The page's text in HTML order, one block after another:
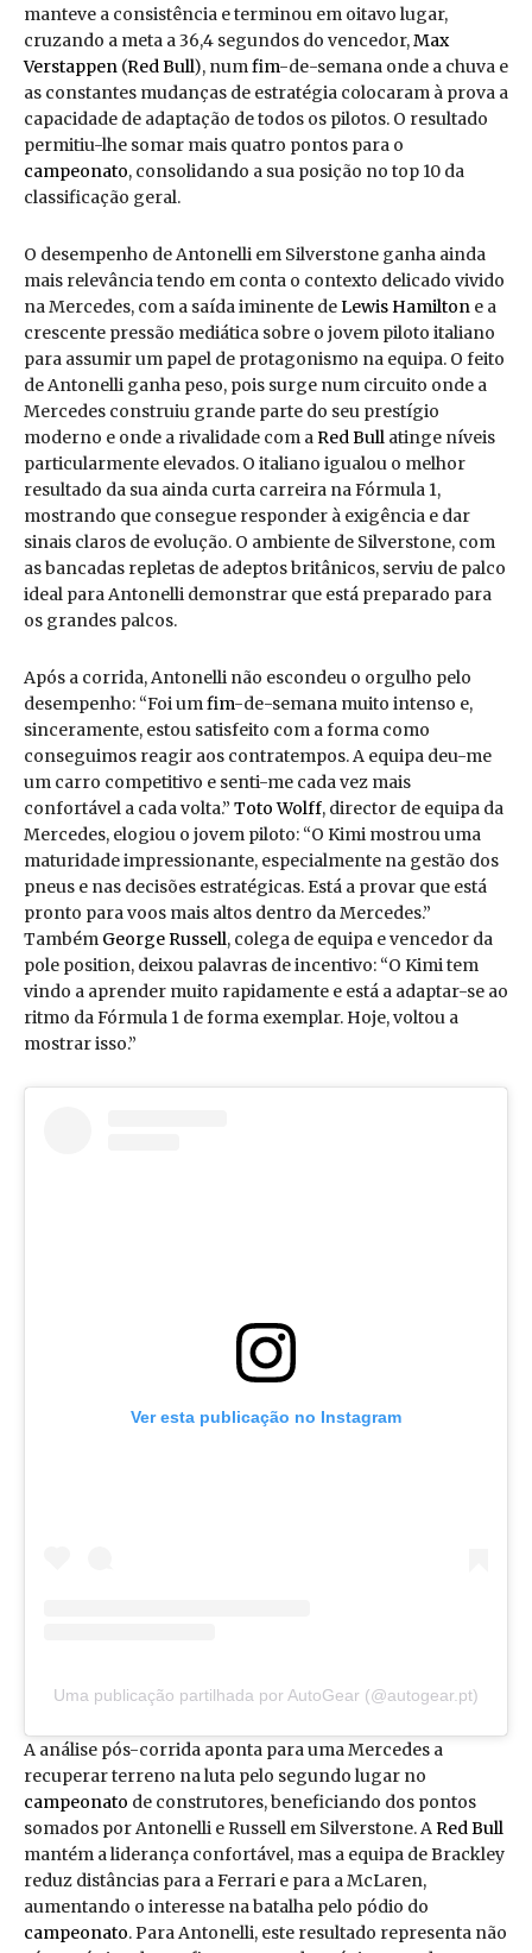
manteve a consistência e terminou em oitavo lugar,
cruzando a meta a 36,4 segundos do vencedor,Max
Verstappen (Red Bull), numfim-de-semana onde a chuva e
as constantes mudanças de estratégia colocaram à prova a
capacidade de adaptação de todos os pilotos. O resultado
permitiu-lhe somar mais quatro pontos para o
campeonato, consolidando a sua posição no top 10 da
classificação geral.
O desempenho de Antonelli em Silverstone ganha ainda
mais relevância tendo em conta o contexto delicado vivido
na Mercedes, com a saída iminente deLewis Hamilton e a
crescente pressão mediática sobre o jovem piloto italiano
para assumir um papel de protagonismo na equipa. O feito
de Antonelli ganha peso, pois surge num circuito onde a
Mercedes construiu grande parte do seu prestígio
moderno e onde a rivalidade com aRed Bull atinge níveis
particularmente elevados. O italiano igualou o melhor
resultado da sua ainda curta carreira na Fórmula 1,
mostrando que consegue responder à exigência e dar
sinais claros de evolução. O ambiente de Silverstone, com
as bancadas repletas de adeptos britânicos, serviu de palco
ideal para Antonelli demonstrar que está preparado para
os grandes palcos.
Após a corrida, Antonelli não escondeu o orgulho pelo
desempenho: “Foi umfim-de-semana muito intenso e,
sinceramente, estou satisfeito com a forma como
conseguimos reagir aos contratempos. A equipa deu-me
um carro competitivo e senti-me cada vez mais
confortável a cada volta.” Toto Wolff, director de equipa da
Mercedes, elogiou o jovem piloto: “O Kimi mostrou uma
maturidade impressionante, especialmente na gestão dos
pneus e nas decisões estratégicas. Está a provar que está
pronto para voos mais altos dentro da Mercedes.”
Também George Russell, colega de equipa e vencedor da
pole position, deixou palavras de incentivo: “O Kimi tem
vindo a aprender muito rapidamente e está a adaptar-se ao
ritmo da Fórmula 1 de forma exemplar. Hoje, voltou a
mostrar isso.”
Ver esta publicação no Instagram
Uma publicação partilhada por AutoGear (@autogear.pt)
A análise pós-corrida aponta para uma Mercedes a
recuperar terreno na luta pelo segundo lugar no
campeonato de construtores, beneficiando dos pontos
somados por Antonelli e Russell em Silverstone. ARed Bull
mantém a liderança confortável, mas a equipa de Brackley
reduz distâncias para a Ferrari e para a McLaren,
aumentando o interesse na batalha pelo pódio do
campeonato. Para Antonelli, este resultado representa não